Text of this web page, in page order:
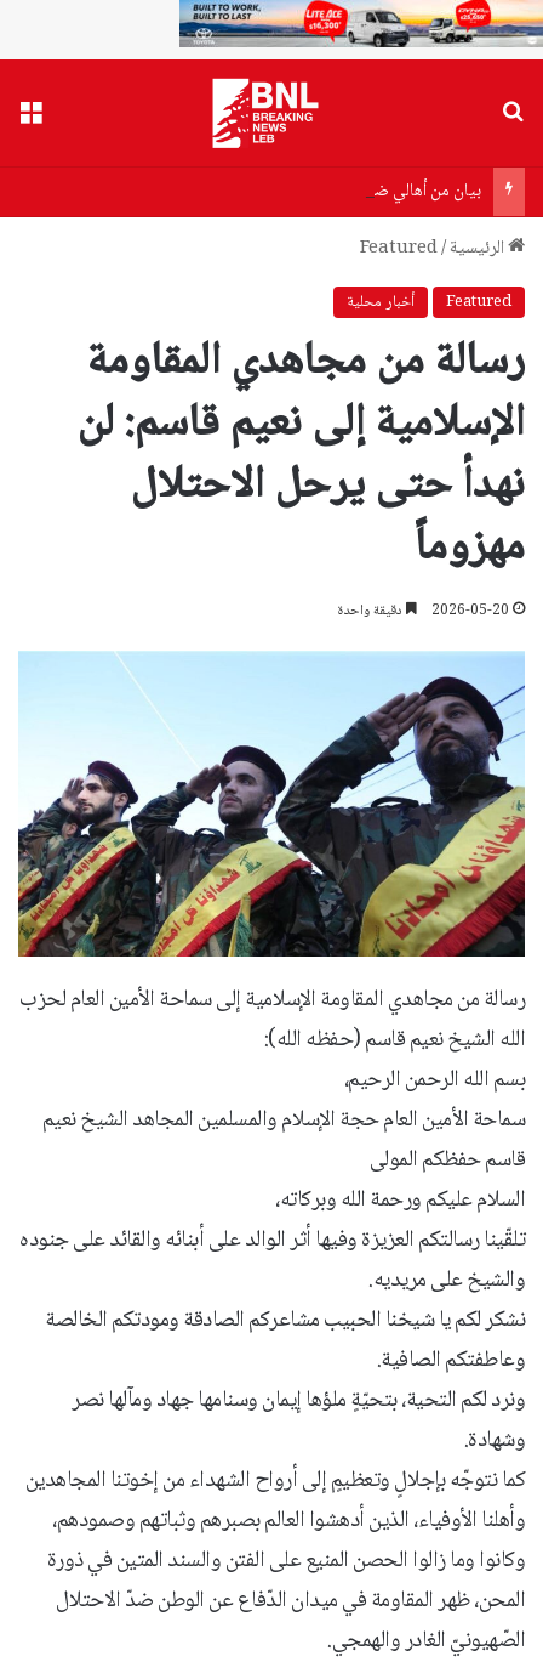
بيان من أهالي ضحايا مرفأ بيروت إلى وزير الصحة…هذا ما جاء فيه!
الرئيسية/
Featured
Featured أخبار محلية
رسالة من مجاهدي المقاومة
الإسلامية إلى نعيم قاسم: لن
نهدأ حتى يرحل الاحتلال
مهزوماً
2026-05-20 دقيقة واحدة
رسالة من مجاهدي المقاومة الإسلامية إلى سماحة الأمين العام لحزب
الله الشيخ نعيم قاسم (حفظه الله):
بسم الله الرحمن الرحيم،
سماحة الأمين العام حجة الإسلام والمسلمين المجاهد الشيخ نعيم
قاسم حفظكم المولى
السلام عليكم ورحمة الله وبركاته،
تلقّينا رسالتكم العزيزة وفيها أثر الوالد على أبنائه والقائد على جنوده
والشيخ على مريديه.
نشكر لكم يا شيخنا الحبيب مشاعركم الصادقة ومودتكم الخالصة
وعاطفتكم الصافية.
ونرد لكم التحية، بتحيّةٍ ملؤها إيمان وسنامها جهاد ومآلها نصر
وشهادة.
كما نتوجّه بإجلالٍ وتعظيمٍ إلى أرواح الشهداء من إخوتنا المجاهدين
وأهلنا الأوفياء، الذين أدهشوا العالم بصبرهم وثباتهم وصمودهم،
وكانوا وما زالوا الحصن المنيع على الفتن والسند المتين في ذورة
المحن، ظهر المقاومة في ميدان الدّفاع عن الوطن ضدّ الاحتلال
الصّهيونيّ الغادر والهمجي.